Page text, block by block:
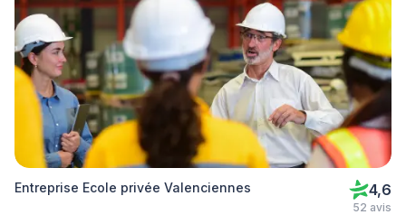
Entreprise Ecole privée Valenciennes 4,6
52 avis